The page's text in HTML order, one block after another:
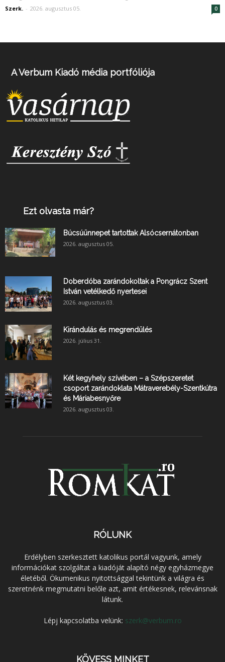
Szerk. - 2026. augusztus 05. 0
A Verbum Kiadó média portfóliója
Ezt olvasta már?
Búcsúünnepet tartottak Alsócsernátonban
2026. augusztus 05.
Doberdóba zarándokoltak a Pongrácz Szent
István vetélkedő nyertesei
2026. augusztus 03.
Kirándulás és megrendülés
2026. július 31.
Két kegyhely szívében – a Szépszeretet
csoport zarándoklata Mátraverebély-Szentkútra
és Máriabesnyőre
2026. augusztus 03.
RÓLUNK
Erdélyben szerkesztett katolikus portál vagyunk, amely
információkat szolgáltat a kiadóját alapító négy egyházmegye
életéből. Ökumenikus nyitottsággal tekintünk a világra és
szeretnénk megmutatni belőle azt, amit értékesnek, relevánsnak
látunk.
Lépj kapcsolatba velünk: szerk@verbum.ro
KÖVESS MINKET